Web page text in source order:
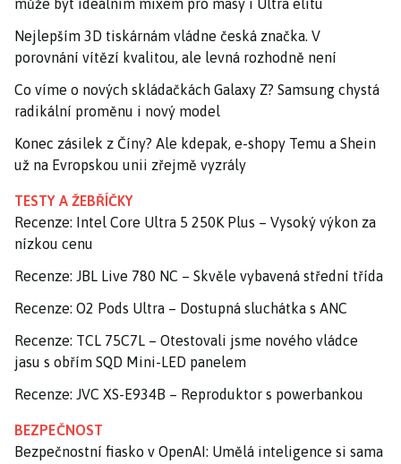
může být ideálním mixem pro masy i Ultra elitu
Nejlepším 3D tiskárnám vládne česká značka. V
porovnání vítězí kvalitou, ale levná rozhodně není
Co víme o nových skládačkách Galaxy Z? Samsung chystá
radikální proměnu i nový model
Konec zásilek z Číny? Ale kdepak, e-shopy Temu a Shein
už na Evropskou unii zřejmě vyzrály
TESTY A ŽEBŘÍČKY
Recenze: Intel Core Ultra 5 250K Plus – Vysoký výkon za
nízkou cenu
Recenze: JBL Live 780 NC – Skvěle vybavená střední třída
Recenze: O2 Pods Ultra – Dostupná sluchátka s ANC
Recenze: TCL 75C7L – Otestovali jsme nového vládce
jasu s obřím SQD Mini-LED panelem
Recenze: JVC XS-E934B – Reproduktor s powerbankou
BEZPEČNOST
Bezpečnostní fiasko v OpenAI: Umělá inteligence si sama